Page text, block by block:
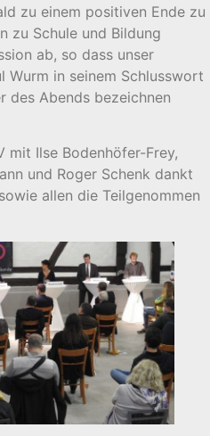
zu einem positiven Ende zu
zu Schule und Bildung
ab, so dass unser
Wurm in seinem Schlusswort
des Abends bezeichnen
mit Ilse Bodenhöfer-Frey,
und Roger Schenk dankt
allen die Teilgenommen